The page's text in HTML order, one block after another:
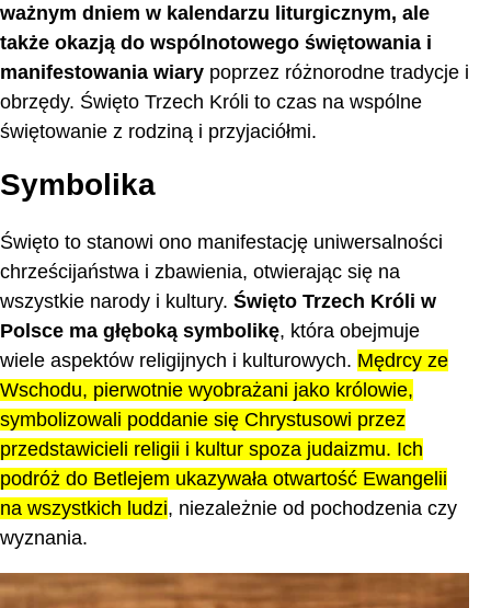
ważnym dniem w kalendarzu liturgicznym, ale
także okazją do wspólnotowego świętowania i
manifestowania wiary poprzez różnorodne tradycje i
obrzędy. Święto Trzech Króli to czas na wspólne
świętowanie z rodziną i przyjaciółmi.
Symbolika
Święto to stanowi ono manifestację uniwersalności
chrześcijaństwa i zbawienia, otwierając się na
wszystkie narody i kultury. Święto Trzech Króli w
Polsce ma głęboką symbolikę, która obejmuje
wiele aspektów religijnych i kulturowych. Mędrcy ze
Wschodu, pierwotnie wyobrażani jako królowie,
symbolizowali poddanie się Chrystusowi przez
przedstawicieli religii i kultur spoza judaizmu. Ich
podróż do Betlejem ukazywała otwartość Ewangelii
na wszystkich ludzi, niezależnie od pochodzenia czy
wyznania.